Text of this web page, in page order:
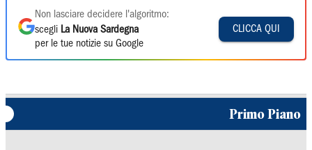
Non lasciare decidere l'algoritmo:
scegli La Nuova Sardegna
per le tue notizie su Google
CLICCA QUI
Primo Piano